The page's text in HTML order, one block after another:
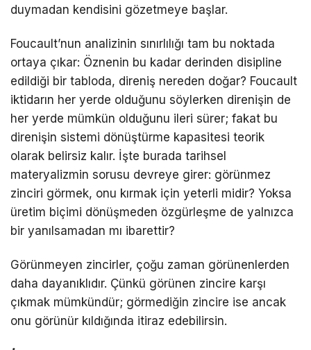
duymadan kendisini gözetmeye başlar.
Foucault’nun analizinin sınırlılığı tam bu noktada
ortaya çıkar: Öznenin bu kadar derinden disipline
edildiği bir tabloda, direniş nereden doğar? Foucault
iktidarın her yerde olduğunu söylerken direnişin de
her yerde mümkün olduğunu ileri sürer; fakat bu
direnişin sistemi dönüştürme kapasitesi teorik
olarak belirsiz kalır. İşte burada tarihsel
materyalizmin sorusu devreye girer: görünmez
zinciri görmek, onu kırmak için yeterli midir? Yoksa
üretim biçimi dönüşmeden özgürleşme de yalnızca
bir yanılsamadan mı ibarettir?
Görünmeyen zincirler, çoğu zaman görünenlerden
daha dayanıklıdır. Çünkü görünen zincire karşı
çıkmak mümkündür; görmediğin zincire ise ancak
onu görünür kıldığında itiraz edebilirsin.